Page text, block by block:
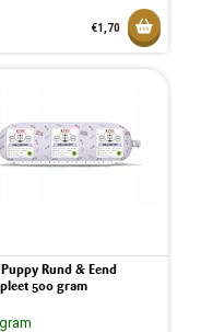
aan mandje€1,70
Rund & Eend
500 gram